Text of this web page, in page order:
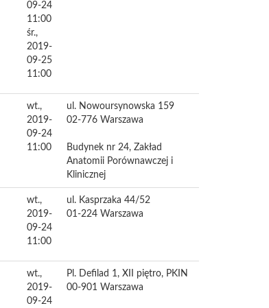
09-24
11:00
śr.,
2019-
09-25
11:00
wt.,
2019-
09-24
11:00
ul. Nowoursynowska 159
02-776 Warszawa
Budynek nr 24, Zakład
Anatomii Porównawczej i
Klinicznej
wt.,
2019-
09-24
11:00
ul. Kasprzaka 44/52
01-224 Warszawa
wt.,
2019-
09-24
Pl. Defilad 1, XII piętro, PKIN
00-901 Warszawa